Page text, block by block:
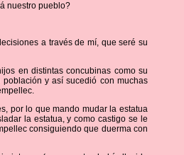
nuestro pueblo?
a través de mí, que seré su
en distintas concubinas como su
y así sucedió con muchas
por lo que mando mudar la estatua
la estatua, y como castigo se le
consiguiendo que duerma con